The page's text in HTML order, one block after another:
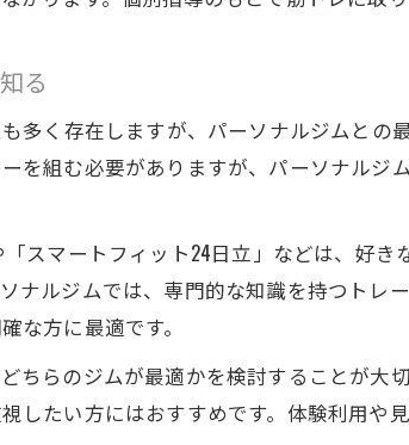
る
多く存在しますが、パーソナルジムと
を組む必要がありますが、パーソナルジ
スマートフィット24日立」などは、好
ナルジムでは、専門的な知識を持つトレ
な方に最適です。
ちらのジムが最適かを検討することが
したい方にはおすすめです。体験利用や